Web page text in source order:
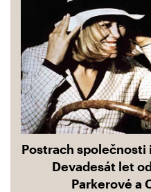
Postrach
Devadesát let
Parkerové a